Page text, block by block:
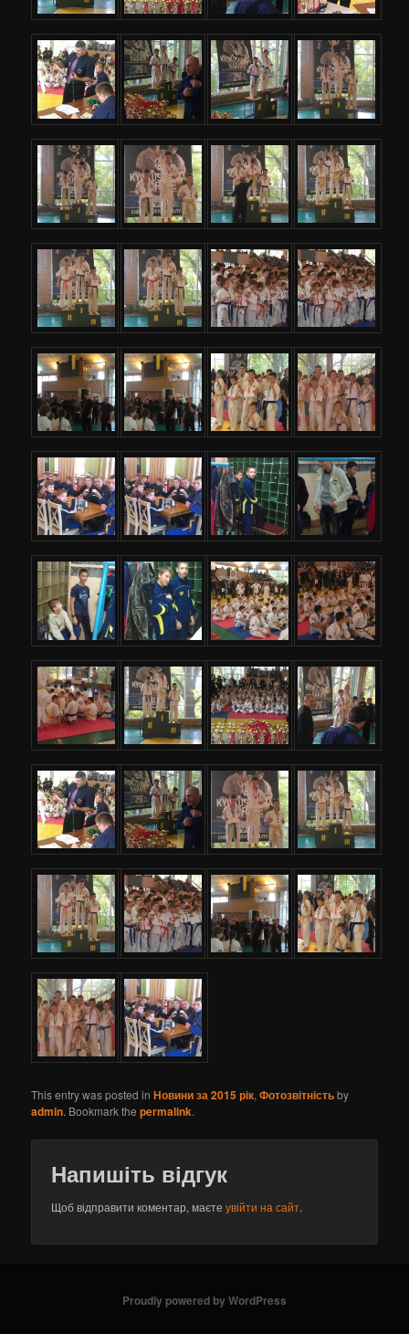
This entry was posted inНовини за 2015 рік,Фотозвітністьby
admin. Bookmark thepermalink.
Напишіть відгук
Щоб відправити коментар, маєтеувійти на сайт.
Proudly powered by WordPress